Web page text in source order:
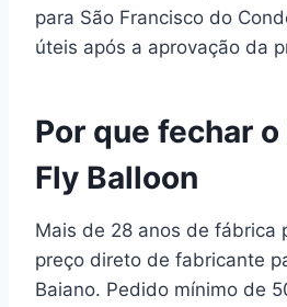
para São Francisco do
úteis após a aprovação da
Por que fechar
Fly Balloon
Mais de 28 anos de fábrica
preço direto de fabricante
Baiano. Pedido mínimo de